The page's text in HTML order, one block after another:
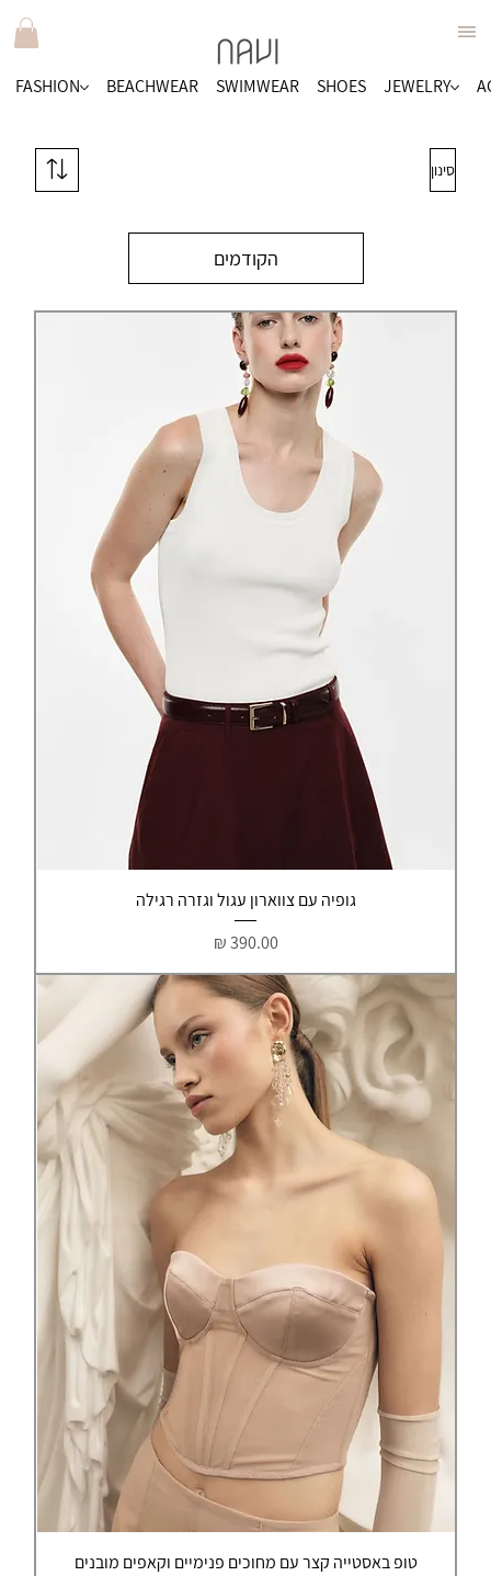
FASHION BEACHWEAR SWIMWEAR SHOES JEWELRY
סינון
הקודמים
גופיה עם צווארון עגול וגזרה רגילה
מחיר‏390.00 ‏₪
טופ באסטייה קצר עם מחוכים פנימיים וקאפים מובנים